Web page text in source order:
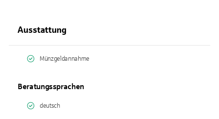
Ausstattung
Münzgeldannahme
Beratungssprachen
deutsch